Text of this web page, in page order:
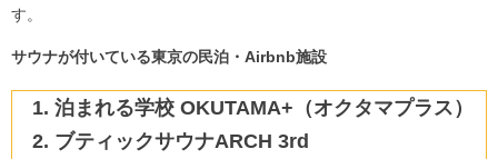
す。
サウナが付いている東京の民泊・Airbnb施設
泊まれる学校 OKUTAMA+（オクタマプラス）
ブティックサウナARCH 3rd